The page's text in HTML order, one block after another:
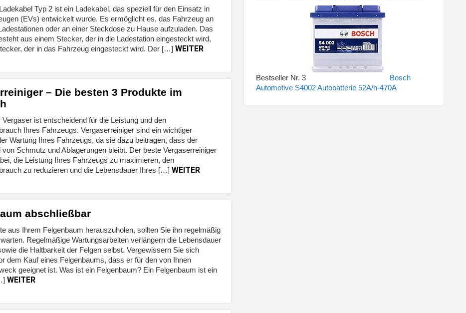
Typ 2 ist ein Ladekabel, das speziell für den Einsatz in
(EVs) entwickelt wurde. Es ermöglicht es, das Fahrzeug an
oder an einer Steckdose zu Hause aufzuladen. Das
aus einem Stecker, der in die Ladestation eingesteckt wird,
der in das Fahrzeug eingesteckt wird. Der […] WEITER
– Die besten 3 Produkte im
Vergaser ist entscheidend für die Leistung und den
Ihres Fahrzeugs. Vergaserreiniger sind ein wichtiger
Wartung Ihres Fahrzeugs, da sie dazu beitragen, dass der
von Schmutz und Ablagerungen bleibt. Der beste Vergaserreiniger
die Leistung Ihres Fahrzeugs zu maximieren, den
zu reduzieren und die Lebensdauer Ihres […] WEITER
abschließbar
aus Ihrem Felgenbaum herauszuholen, sollten Sie ihn regelmäßig
Regelmäßige Wartungsarbeiten verlängern die Lebensdauer
die Haltbarkeit der Felgen selbst. Vergewissern Sie sich
dem Kauf eines Felgenbaums, dass er für den von Ihnen
geeignet ist. Was ist ein Felgenbaum? Ein Felgenbaum ist ein
WEITER
Bestseller Nr. 3
Bosch
Automotive S4002 Autobatterie 52A/h-470A